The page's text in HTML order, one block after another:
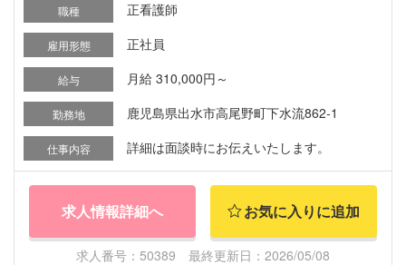
職種 正看護師
雇用形態 正社員
給与 月給 310,000円～
勤務地 鹿児島県出水市高尾野町下水流862-1
仕事内容 詳細は面談時にお伝えいたします。
求人情報詳細へ お気に入りに追加
求人番号：50389 最終更新日：2026/05/08